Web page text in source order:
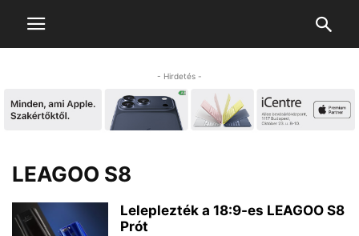
- Hirdetés -
LEAGOO S8
Leleplezték a 18:9-es LEAGOO S8
Prót